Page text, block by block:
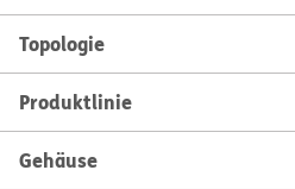
Topologie
Produktlinie
Gehäuse